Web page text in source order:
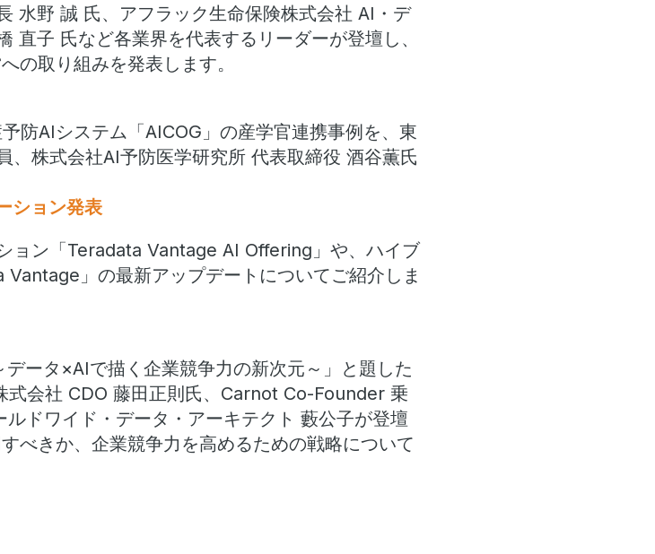
水野 誠 氏、アフラック生命保険株式会社 AI・デ
直子 氏など各業界を代表するリーダーが登壇し、
の取り組みを発表します。
防AIシステム「AICOG」の産学官連携事例を、東
、株式会社AI予防医学研究所 代表取締役 酒谷薫氏
ション発表
ョン「Teradata Vantage AI Offering」や、ハイブ
」の最新アップデートについてご紹介しま
データ×AIで描く企業競争力の新次元～」と題した
式会社 CDO 藤田正則氏、Carnot Co-Founder 乗
ドワイド・データ・アーキテクト 藪公子が登壇
べきか、企業競争力を高めるための戦略について